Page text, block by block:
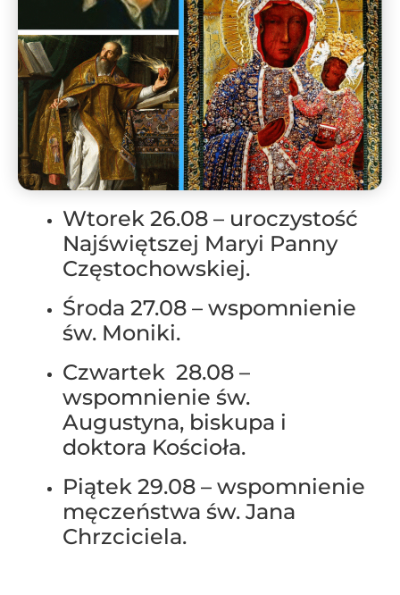
Wtorek 26.08 – uroczystość
Najświętszej Maryi Panny
Częstochowskiej.
Środa 27.08 – wspomnienie
św. Moniki.
Czwartek 28.08 –
wspomnienie św.
Augustyna, biskupa i
doktora Kościoła.
Piątek 29.08 – wspomnienie
męczeństwa św. Jana
Chrzciciela.